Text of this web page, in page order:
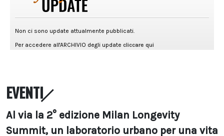
EVENTI
Al via la 2° edizione Milan Longevity
Summit, un laboratorio urbano per una vita